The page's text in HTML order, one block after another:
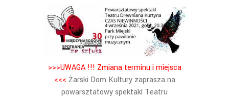
>>>UWAGA !!! Zmiana terminu i miejsca
<<< Żarski Dom Kultury zaprasza na
powarsztatowy spektakl Teatru